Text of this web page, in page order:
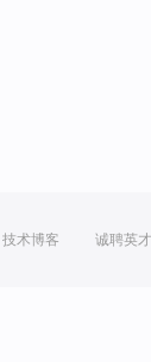
技术博客 诚聘英才